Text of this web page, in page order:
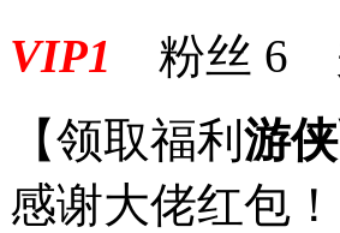
VIP1 粉丝 6
【领取福利 游
感谢大佬红包